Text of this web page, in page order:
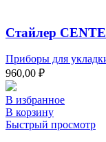
Стайлер
Приборы для
960,00 ₽
В избранное
В корзину
Быстрый просмотр